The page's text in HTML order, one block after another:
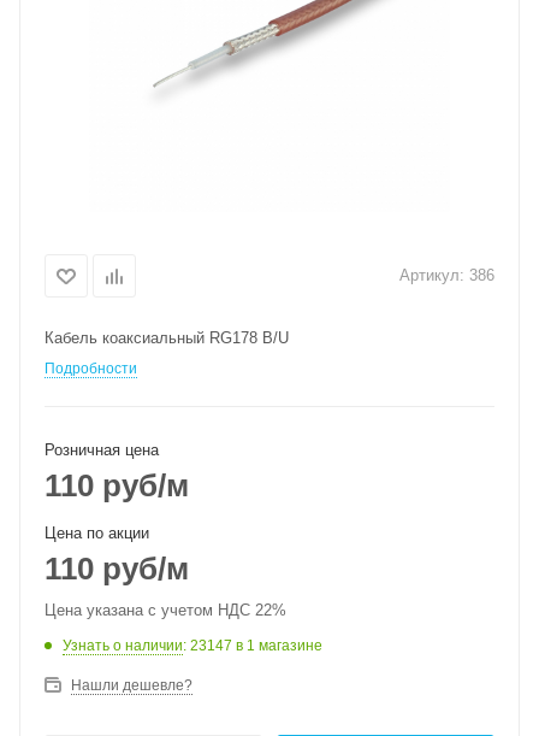
Артикул: 386
Кабель коаксиальный RG178 B/U
Подробности
Розничная цена
110 руб/м
Цена по акции
110 руб/м
Цена указана с учетом НДС 22%
Узнать о наличии: 23147 в 1 магазине
Нашли дешевле?